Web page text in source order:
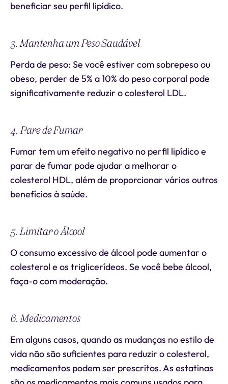
beneficiar seu perfil lipídico.
3. Mantenha um Peso Saudável
Perda de peso: Se você estiver com sobrepeso ou
obeso, perder de 5% a 10% do peso corporal pode
significativamente reduzir o colesterol LDL.
4. Pare de Fumar
Fumar tem um efeito negativo no perfil lipídico e
parar de fumar pode ajudar a melhorar o
colesterol HDL, além de proporcionar vários outros
benefícios à saúde.
5. Limitar o Álcool
O consumo excessivo de álcool pode aumentar o
colesterol e os triglicerídeos. Se você bebe álcool,
faça-o com moderação.
6. Medicamentos
Em alguns casos, quando as mudanças no estilo de
vida não são suficientes para reduzir o colesterol,
medicamentos podem ser prescritos. As estatinas